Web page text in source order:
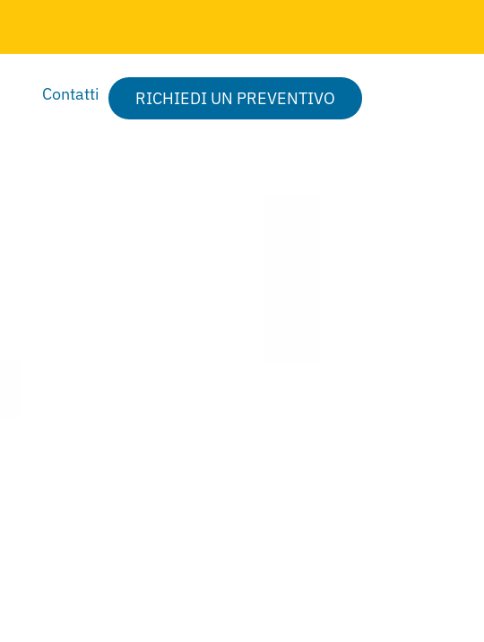
Contatti RICHIEDI UN PREVENTIVO